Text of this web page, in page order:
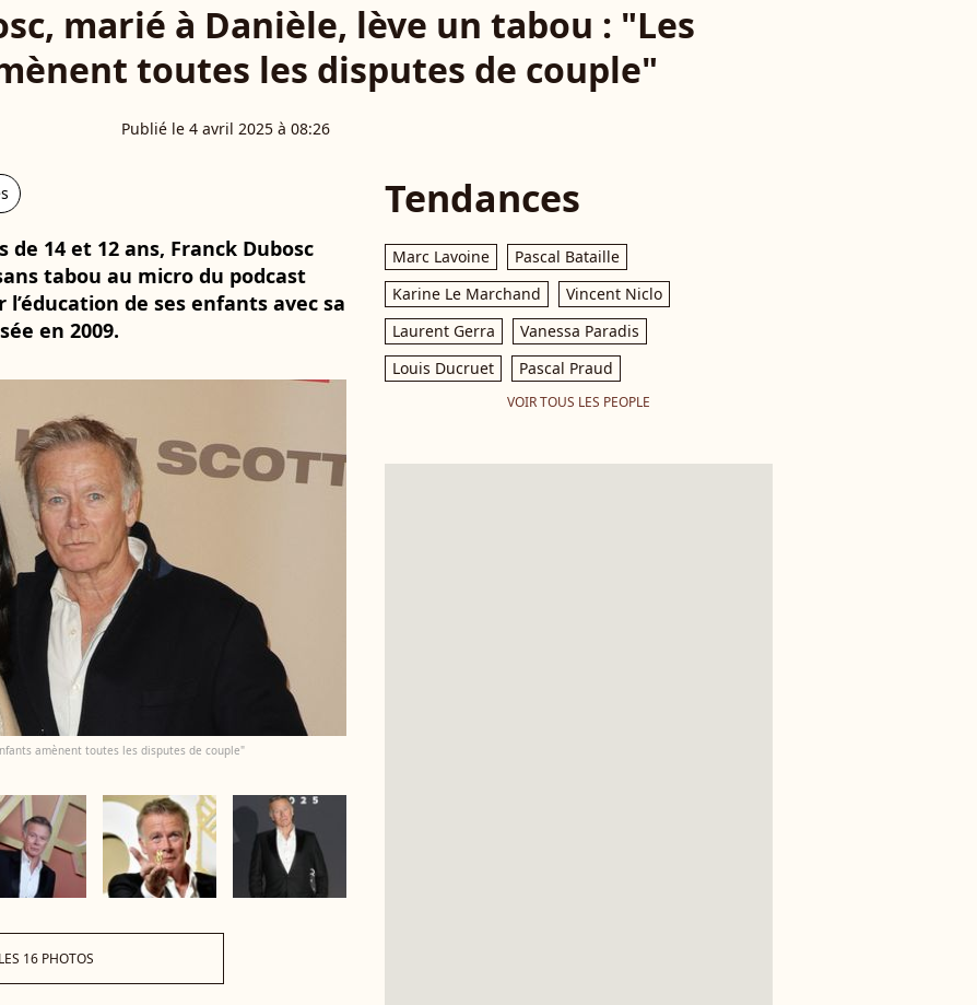
marié à Danièle, lève un tabou : "Les
toutes les disputes de couple"
Publié le 4 avril 2025 à 08:26
14 et 12 ans, Franck Dubosc
tabou au micro du podcast
de ses enfants avec sa
en 2009.
amènent toutes les disputes de couple"
16 PHOTOS
Tendances
Marc Lavoine
Pascal Bataille
Karine Le Marchand
Vincent Niclo
Laurent Gerra
Vanessa Paradis
Louis Ducruet
Pascal Praud
VOIR TOUS LES PEOPLE